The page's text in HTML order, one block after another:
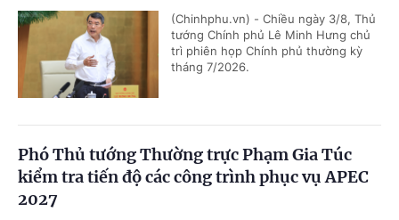
(Chinhphu.vn) - Chiều ngày 3/8, Thủ
tướng Chính phủ Lê Minh Hưng chủ
trì phiên họp Chính phủ thường kỳ
tháng 7/2026.
Phó Thủ tướng Thường trực Phạm Gia Túc
kiểm tra tiến độ các công trình phục vụ APEC
2027